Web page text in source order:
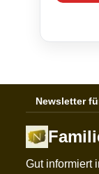
Newsletter
Gut informiert